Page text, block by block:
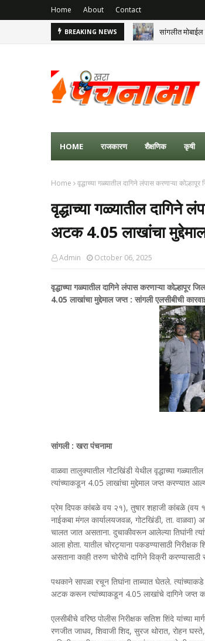
Home About Contact
BREAKING NEWS सांगलीत
HOME राजकारण शैक्षणिक कृषी
Home वृद्धाच्या गळ्यातील दागिने लंपास करणाऱ्या
वृद्धाच्या गळ्यातील दागिने
अटक 4.05 लाखांचा
Admin October 06, 2025
वृद्धाच्या गळ्यातील दागिने लंपास करणाऱ्या कोल्हापूर
4.05 लाखांचा मुद्देमाल जप्त : सांगली एलसीबीची
सांगली : खरा पंचनामा
वाळवा तालुक्यातील गोटखिंडी येथील वृद्धाच्या
त्यांच्याकडून 4.05 लाखांचा मुद्देमाल जप्त करण्यात
प्रेम दिपक कांबळे वय २१), तुषार शहाजी कांबळे (वय
नाईकबा मंगल कार्यालयजवळ, गोटखिंडी, ता. वाळवा)
चालत जात असताना. दुचाकीवरून आलेल्या तिघांनी
आला होता. यातील चोरट्याना पकडण्यासाठी
असताना काही तरुण चोरीचे दागिने विक्री करण्यासाठी
पथकाने सापळा रचून तिघांना ताब्यात घेतले.
अटक करून त्यांच्याकडून 4.05 लाखांचे दागिने जप्त
एलसीबीचे वरिष्ठ पोलीस निरीक्षक सतिश शिंदे
रणजीत जाधव, शिवाजी शिद, सुरज थोरात, रोहन